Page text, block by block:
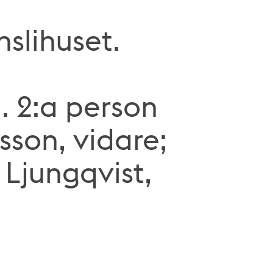
2:a person
vidare;
Ljungqvist,